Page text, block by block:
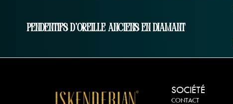
Pendentifs D'oreille Anciens En Diamant
SOCIÉTÉ
CONTACT